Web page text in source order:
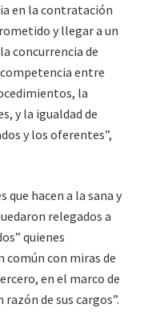
en la contratación
y llegar a un
concurrencia de
entre
la
y la igualdad de
y los oferentes”,
que hacen a la sana y
relegados a
quienes
común con miras de
en el marco de
de sus cargos”.